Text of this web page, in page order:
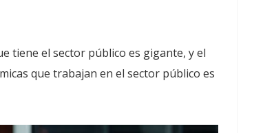
tiene el sector público es gigante, y el
que trabajan en el sector público es